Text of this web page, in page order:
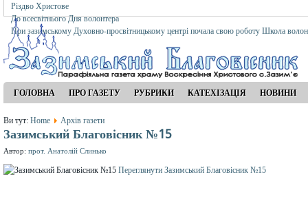
Різдво Христове
До всесвітнього Дня волонтера
При зазимському Духовно-просвітницькому центрі почала свою роботу Школа
ГОЛОВНА ПРО ГАЗЕТУ РУБРИКИ КАТЕХІЗАЦІЯ НОВИНИ
Ви тут: Home Архів газети
Зазимський Благовісник №15
Автор: прот. Анатолій Слинько
Переглянути Зазимський Благовісник №15